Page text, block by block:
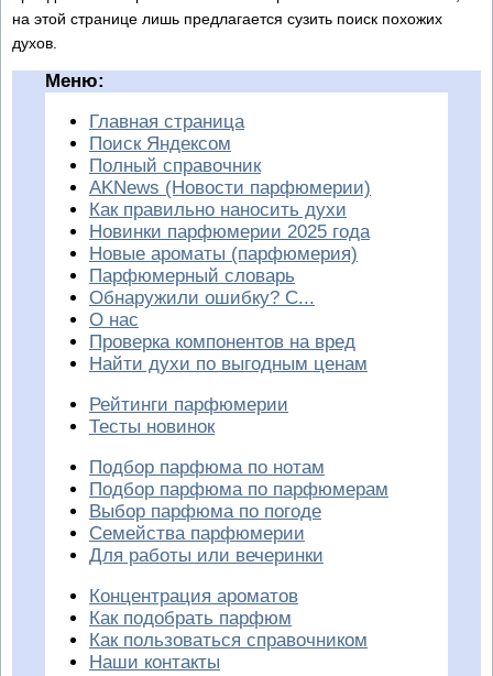
на этой странице лишь предлагается сузить поиск похожих
духов.
Меню:
Главная страница
Поиск Яндексом
Полный справочник
AKNews (Новости парфюмерии)
Как правильно наносить духи
Новинки парфюмерии 2025 года
Новые ароматы (парфюмерия)
Парфюмерный словарь
Обнаружили ошибку? С...
О нас
Проверка компонентов на вред
Найти духи по выгодным ценам
Рейтинги парфюмерии
Тесты новинок
Подбор парфюма по нотам
Подбор парфюма по парфюмерам
Выбор парфюма по погоде
Семейства парфюмерии
Для работы или вечеринки
Концентрация ароматов
Как подобрать парфюм
Как пользоваться справочником
Наши контакты